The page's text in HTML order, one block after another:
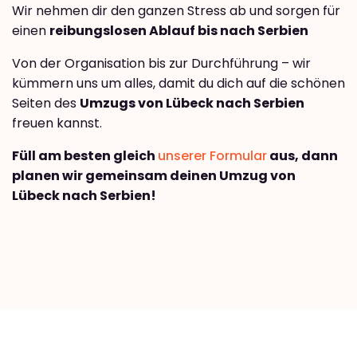
Wir nehmen dir den ganzen Stress ab und sorgen für
einen reibungslosen Ablauf bis nach Serbien
Von der Organisation bis zur Durchführung – wir
kümmern uns um alles, damit du dich auf die schönen
Seiten des Umzugs von Lübeck nach Serbien
freuen kannst.
Füll am besten gleich unserer Formularaus, dann
planen wir gemeinsam deinen Umzug von
Lübeck nach Serbien!